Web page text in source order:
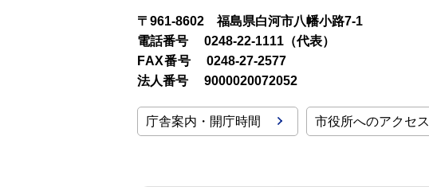
〒961-8602 福島県白河市八幡小路7-1
電話番号
0248-22-1111（代表）
FAX番号
0248-27-2577
法人番号
9000020072052
庁舎案内・開庁時間 市役所へのアクセス